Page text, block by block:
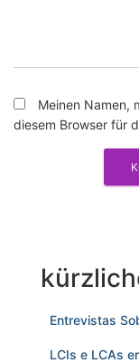
Meinen Namen,
diesem Browser für
Entrevistas
LCIs e LCAs